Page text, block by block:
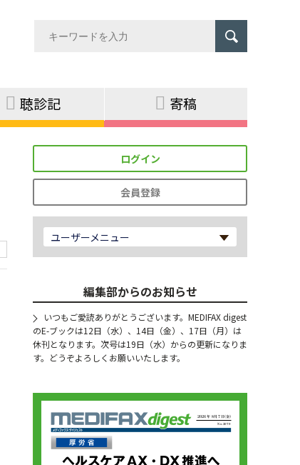
聴診記 寄稿
ログイン
会員登録
ユーザーメニュー
編集部からのお知らせ
いつもご愛読ありがとうございます。MEDIFAX digest
のE-ブックは12日（水）、14日（金）、17日（月）は
休刊となります。次号は19日（水）からの更新になりま
す。どうぞよろしくお願いいたします。